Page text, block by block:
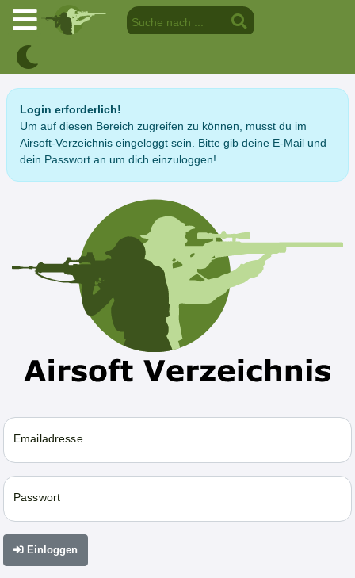
Login erforderlich!
Um auf diesen Bereich zugreifen zu können, musst du im
Airsoft-Verzeichnis eingeloggt sein. Bitte gib deine E-Mail und
dein Passwort an um dich einzuloggen!
Emailadresse
Passwort
Einloggen